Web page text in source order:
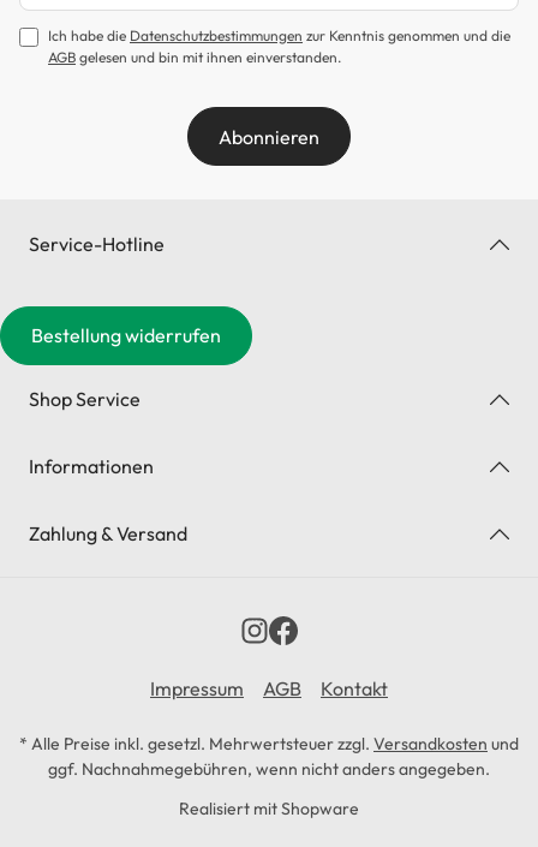
Ich habe die Datenschutzbestimmungen zur Kenntnis genommen und die
AGB gelesen und bin mit ihnen einverstanden.
Abonnieren
Service-Hotline
Bestellung widerrufen
Shop Service
Informationen
Zahlung & Versand
Impressum AGB Kontakt
* Alle Preise inkl. gesetzl. Mehrwertsteuer zzgl. Versandkosten und
ggf. Nachnahmegebühren, wenn nicht anders angegeben.
Realisiert mit Shopware